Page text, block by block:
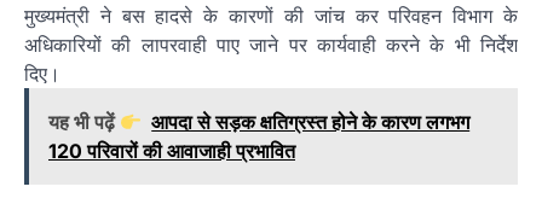
मुख्यमंत्री ने बस हादसे के कारणों की जांच कर परिवहन विभाग के
अधिकारियों की लापरवाही पाए जाने पर कार्यवाही करने के भी निर्देश
दिए।
यह भी पढ़ें
आपदा से सड़क क्षतिग्रस्त होने के कारण लगभग
120 परिवारों की आवाजाही प्रभावित